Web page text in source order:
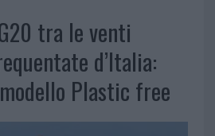
tra le venti
d’Italia:
Plastic free